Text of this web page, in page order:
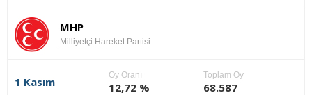
MHP
Milliyetçi Hareket Partisi
1 Kasım
Oy Oranı
12,72 %
Toplam Oy
68.587